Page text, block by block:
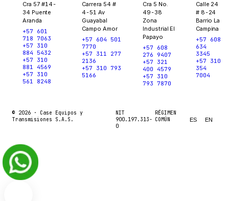
Cra 57 #14-
34 Puente
Aranda
+57 601
718 7063
+57 310
884 5432
+57 310
881 4569
+57 310
561 8248
Carrera 54 #
4-51 Av
Guayabal
Campo Amor
+57 604 501
7770
+57 311 277
2136
+57 310 793
5166
Cra 5 No.
49-38
Zona
Industrial El
Papayo
+57 608
276 9407
+57 321
400 4579
+57 310
793 7870
Calle 24
# 8-24
Barrio La
Campina
+57 608
634
3345
+57 310
354
7004
© 2026 · Case Equipos y
Transmisiones S.A.S.
NIT
900.197.313-
0
RÉGIMEN
COMÚN
ES EN